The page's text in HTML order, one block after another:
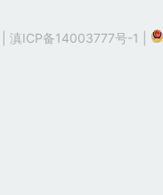
滇ICP备14003777号-1